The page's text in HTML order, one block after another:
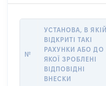
№
УСТАНОВА, В ЯКІЙ
ВІДКРИТІ ТАКІ
РАХУНКИ АБО ДО
ЯКОЇ ЗРОБЛЕНІ
ВІДПОВІДНІ
ВНЕСКИ